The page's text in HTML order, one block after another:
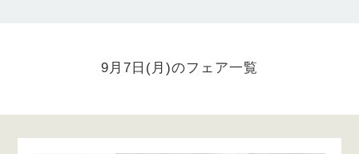
9月7日(月)のフェア一覧